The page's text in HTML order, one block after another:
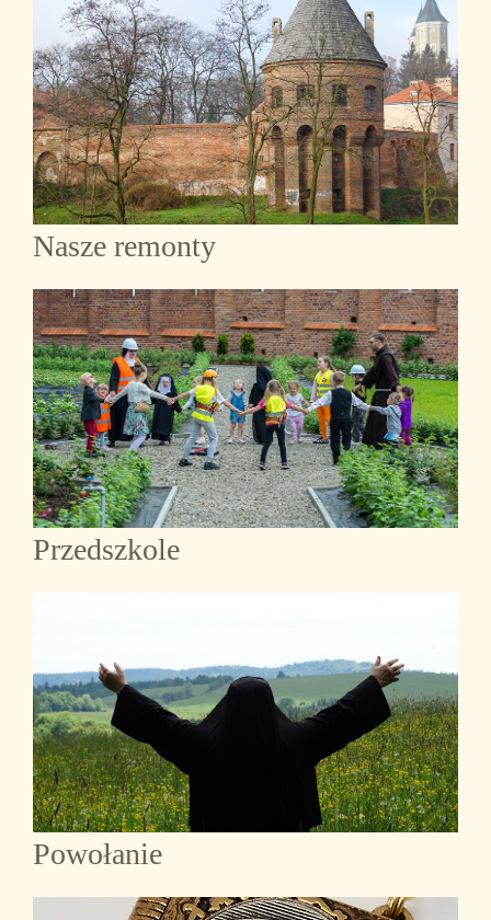
Nasze remonty
Przedszkole
Powołanie